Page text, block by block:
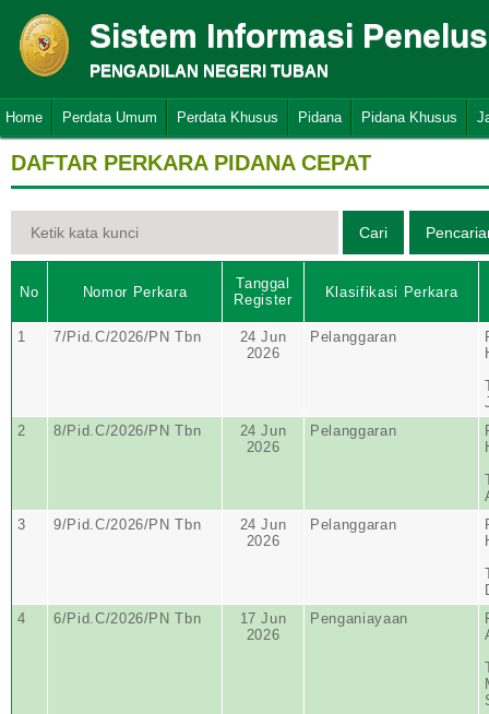
Sistem Informasi
PENGADILAN NEGERI TUBAN
Home Perdata Umum Perdata Khusus Pidana Pidana Khusus
DAFTAR PERKARA PIDANA CEPAT
No Nomor Perkara
Tanggal
Register
Klasifikasi Perkara
1 7/Pid.C/2026/PN Tbn
24 Jun
2026
Pelanggaran
2
8/Pid.C/2026/PN Tbn
24 Jun
2026
Pelanggaran
3
9/Pid.C/2026/PN Tbn
24 Jun
2026
Pelanggaran
4
6/Pid.C/2026/PN Tbn
17 Jun
2026
Penganiayaan